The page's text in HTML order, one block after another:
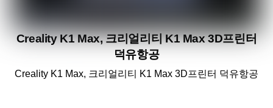
Creality K1 Max, 크리얼리티 K1 Max 3D프린터
덕유항공
Creality K1 Max, 크리얼리티 K1 Max 3D프린터 덕유항공